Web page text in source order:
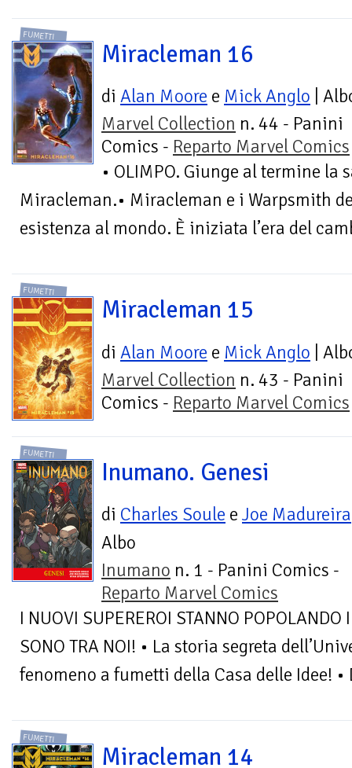
FUMETTI
Miracleman 16
di Alan Moore e Mick Anglo |
Marvel Collection n. 44 - Panini
Comics - Reparto Marvel Comics
• OLIMPO. Giunge al termine la
Miracleman.• Miracleman e i Warpsmith
esistenza al mondo. È iniziata l’era del
FUMETTI
Miracleman 15
di Alan Moore e Mick Anglo |
Marvel Collection n. 43 - Panini
Comics - Reparto Marvel Comics
FUMETTI
Inumano. Genesi
di Charles Soule e Joe Madureira
Albo
Inumano n. 1 - Panini Comics -
Reparto Marvel Comics
I NUOVI SUPEREROI STANNO
SONO TRA NOI! • La storia segreta
fenomeno a fumetti della Casa delle Idee!
FUMETTI
Miracleman 14